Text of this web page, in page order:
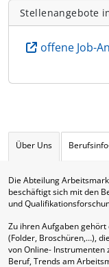
Stellenangebote
offene Job-
Über Uns
Die Abteilung
beschäftigt sich mit den
und
Zu ihren Aufgaben
(Folder, Broschüren,…),
von Online- Instrumenten
Beruf, Trends am